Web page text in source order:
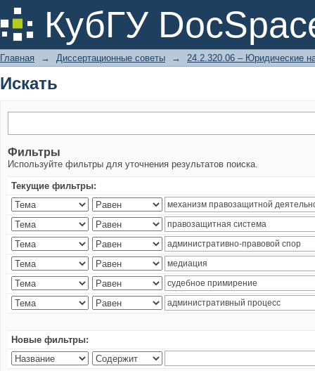
КубГУ
Искать
Главная → Диссертационные советы → 24.2.320.06 – Юридические
Искать
Фильтры
Используйте фильтры для уточнения результатов поиска.
Текущие фильтры:
Новые фильтры: